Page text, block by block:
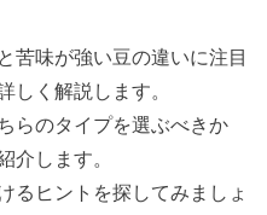
苦味が強い豆の違いに注目
しく解説します。
らのタイプを選ぶべきか
介します。
るヒントを探してみましょ